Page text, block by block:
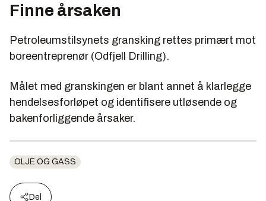
Finne årsaken
Petroleumstilsynets gransking rettes primært mot
boreentreprenør (Odfjell Drilling).
Målet med granskingen er blant annet å klarlegge
hendelsesforløpet og identifisere utløsende og
bakenforliggende årsaker.
OLJE OG GASS
Del